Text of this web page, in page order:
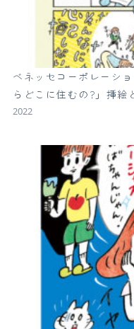
ベネッセコーポレーシ
らどこに住むの?」挿絵
2022